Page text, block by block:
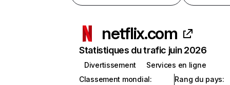
netflix.com
Statistiques du trafic juin 2026
Divertissement
Services en ligne
Classement mondial:
Rang du pays: